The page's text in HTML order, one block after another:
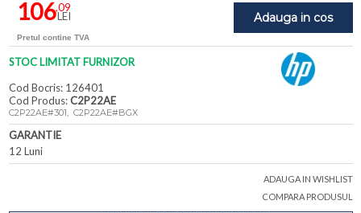
Adauga in cos
106,09
LEI
Pretul contine TVA
STOC LIMITAT FURNIZOR
Cod Bocris: 126401
Cod Produs:C2P22AE
C2P22AE#301, C2P22AE#BGX
GARANTIE
12 Luni
ADAUGA IN WISHLIST
COMPARA PRODUSUL